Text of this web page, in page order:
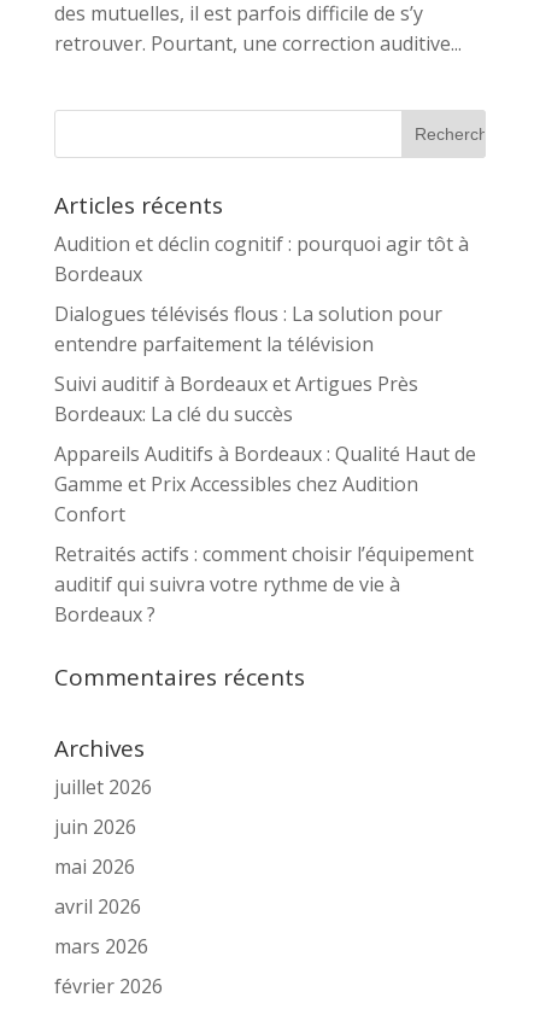
des mutuelles, il est parfois difficile de s’y
retrouver. Pourtant, une correction auditive...
Articles récents
Audition et déclin cognitif : pourquoi agir tôt à
Bordeaux
Dialogues télévisés flous : La solution pour
entendre parfaitement la télévision
Suivi auditif à Bordeaux et Artigues Près
Bordeaux: La clé du succès
Appareils Auditifs à Bordeaux : Qualité Haut de
Gamme et Prix Accessibles chez Audition
Confort
Retraités actifs : comment choisir l’équipement
auditif qui suivra votre rythme de vie à
Bordeaux ?
Commentaires récents
Archives
juillet 2026
juin 2026
mai 2026
avril 2026
mars 2026
février 2026